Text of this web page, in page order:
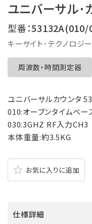
ユニバーサル･
型番：53132A(010/
キーサイト･テクノロジー
周波数・時間測定器
ユニバーサルカウンタ
010:オーブンタイムベ
030:3GHZ RF入力CH3
本体重量:約3.5KG
お気に入りに追加
仕様詳細